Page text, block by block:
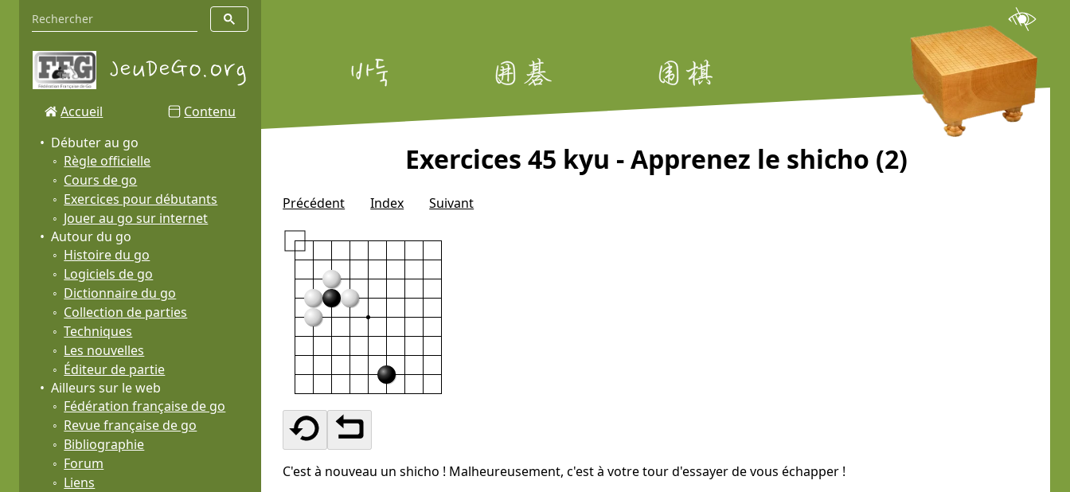
Accueil
Contenu
Débuter au go
Règle officielle
Cours de go
Exercices pour débutants
Jouer au go sur internet
Autour du go
Histoire du go
Logiciels de go
Dictionnaire du go
Collection de parties
Techniques
Les nouvelles
Éditeur de partie
Ailleurs sur le web
Fédération française de go
Revue française de go
Bibliographie
Forum
Liens
Exercices 45 kyu - Apprenez le shicho (2)
Précédent Index Suivant
C'est à nouveau un shicho ! Malheureusement, c'est à votre tour d'essayer de vous échapper !